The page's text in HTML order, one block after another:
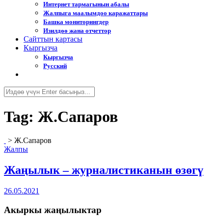
Интернет тармагынын абалы
Жалпыга маалымдоо каражаттары
Башка мониторингдер
Изилдөө жана отчеттор
Cайттын картасы
Кыргызча
Кыргызча
Русский
Tag: Ж.Сапаров
> Ж.Сапаров
Жалпы
Жаңылык – журналистиканын өзөгү
26.05.2021
Акыркы жаңылыктар